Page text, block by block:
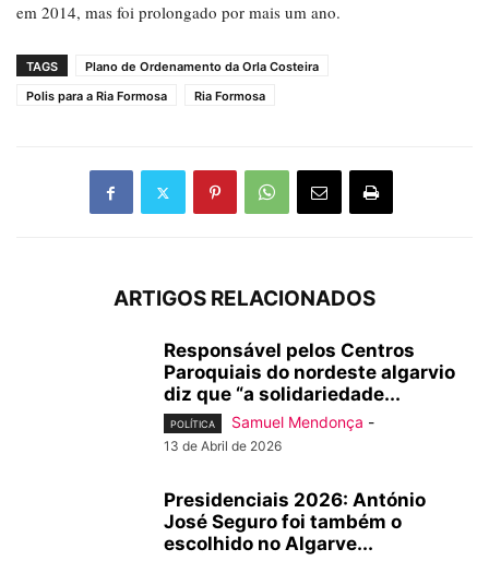
em 2014, mas foi prolongado por mais um ano.
TAGS
Plano de Ordenamento da Orla Costeira
Polis para a Ria Formosa
Ria Formosa
ARTIGOS RELACIONADOS
Responsável pelos Centros
Paroquiais do nordeste algarvio
diz que “a solidariedade...
POLÍTICA Samuel Mendonça -
13 de Abril de 2026
Presidenciais 2026: António
José Seguro foi também o
escolhido no Algarve...